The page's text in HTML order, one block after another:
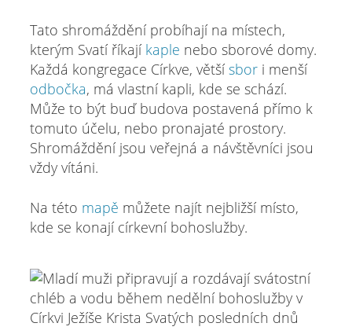
Tato shromáždění probíhají na místech,
kterým Svatí říkají kaple nebo sborové domy.
Každá kongregace Církve, větší sbori menší
odbočka, má vlastní kapli, kde se schází.
Může to být buď budova postavená přímo k
tomuto účelu, nebo pronajaté prostory.
Shromáždění jsou veřejná a návštěvníci jsou
vždy vítáni.
Na této mapě můžete najít nejbližší místo,
kde se konají církevní bohoslužby.